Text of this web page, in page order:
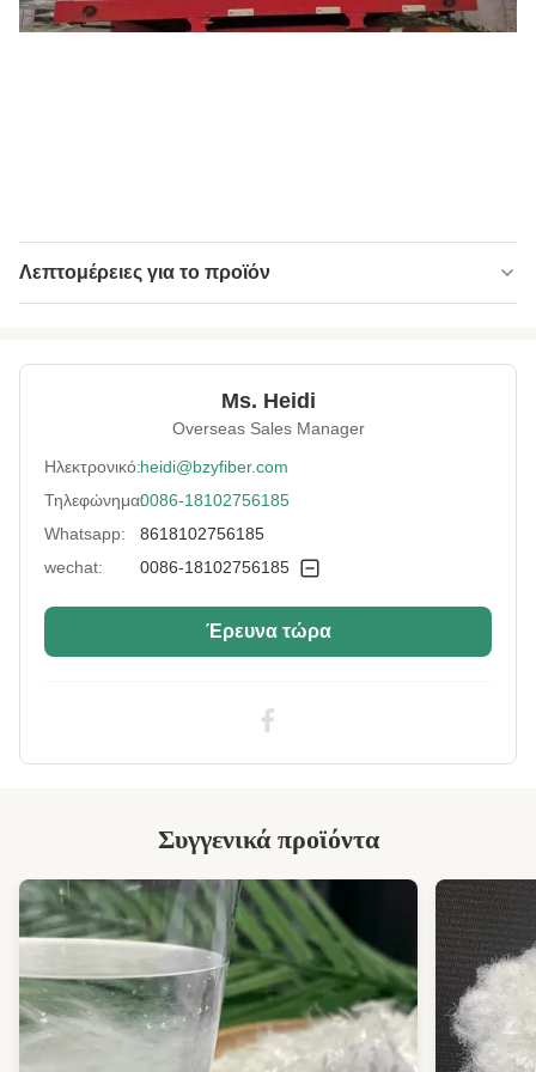
Λεπτομέρειες για το προϊόν
Φύλλα από πολυεστέρα Φύλλα από
Ms. Heidi
Overseas Sales Manager
Ηλεκτρονικό:heidi@bzyfiber.com
Τηλεφώνημα:0086-18102756185
Whatsapp:
8618102756185
wechat:
0086-18102756185
Έρευνα τώρα
Συγγενικά προϊόντα